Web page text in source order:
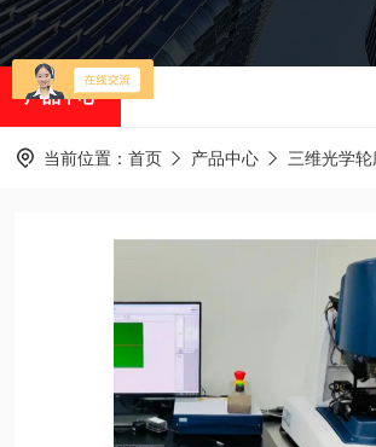
产品中心
当前位置： 首页 产品中心 三维光学轮